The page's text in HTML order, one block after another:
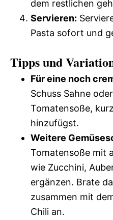
dem restlichen
Servieren:
Pasta sofort und
Tipps und
Für eine noch
Schuss Sahne
Tomatensoße,
hinzufügst.
Weitere
Tomatensoße mit
wie Zucchini,
ergänzen. Brate
zusammen mit
Chili an.